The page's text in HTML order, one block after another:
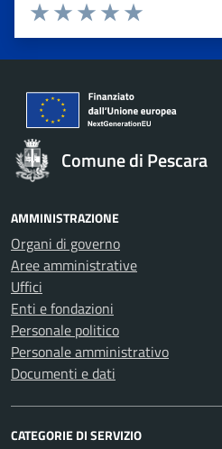
Valuta 5 stelle
Valuta 4 stelle su 5
Valuta 3 stelle su 5
Valuta 2 stelle su 5
Valuta 1 stelle su 5
Comune di Pescara
AMMINISTRAZIONE
Organi di governo
Aree amministrative
Uffici
Enti e fondazioni
Personale politico
Personale amministrativo
Documenti e dati
CATEGORIE DI SERVIZIO